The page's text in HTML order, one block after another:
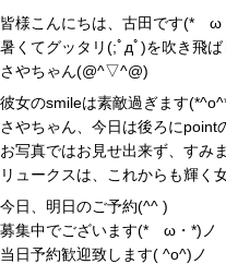
皆様こんにちは、古田です(*ゝω
暑くてグッタリ(;ﾟдﾟ)を吹き飛
さやちゃん(@^▽^@)
彼女のsmileは素敵過ぎます
さやちゃん、今日は後ろにpoint
お写真ではお見せ出来ず、すみ
リュークスは、これからも輝く
今日、明日のご予約(^^ )
募集中でございます(*ゝω・*)ノ
当日予約歓迎致します( ^o^)ノ